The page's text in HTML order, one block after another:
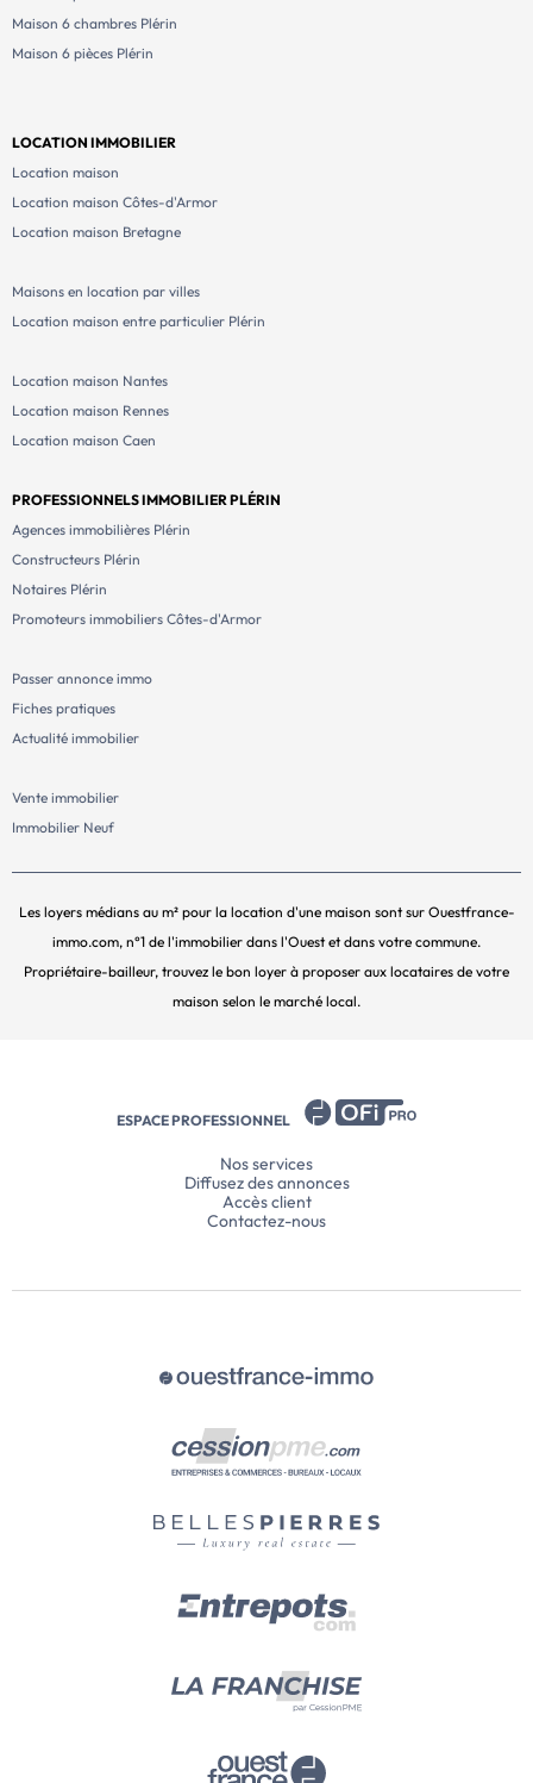
Maison 6 chambres Plérin
Maison 6 pièces Plérin
LOCATION IMMOBILIER
Location maison
Location maison Côtes-d'Armor
Location maison Bretagne
Maisons en location par villes
Location maison entre particulier Plérin
Location maison Nantes
Location maison Rennes
Location maison Caen
PROFESSIONNELS IMMOBILIER PLÉRIN
Agences immobilières Plérin
Constructeurs Plérin
Notaires Plérin
Promoteurs immobiliers Côtes-d'Armor
Passer annonce immo
Fiches pratiques
Actualité immobilier
Vente immobilier
Immobilier Neuf
Les loyers médians au m² pour la location d'une maison sont sur Ouestfrance-
immo.com, n°1 de l'immobilier dans l'Ouest et dans votre commune.
Propriétaire-bailleur, trouvez le bon loyer à proposer aux locataires de votre
maison selon le marché local.
ESPACE PROFESSIONNEL
Nos services
Diffusez des annonces
Accès client
Contactez-nous